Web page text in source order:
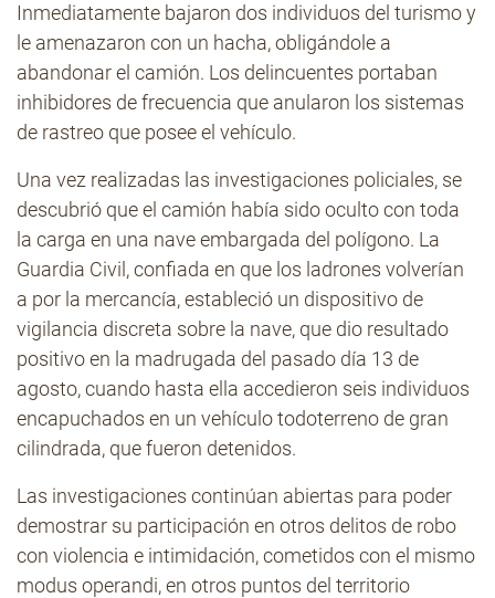
Inmediatamente bajaron dos individuos del turismo y
le amenazaron con un hacha, obligándole a
abandonar el camión. Los delincuentes portaban
inhibidores de frecuencia que anularon los sistemas
de rastreo que posee el vehículo.
Una vez realizadas las investigaciones policiales, se
descubrió que el camión había sido oculto con toda
la carga en una nave embargada del polígono. La
Guardia Civil, confiada en que los ladrones volverían
a por la mercancía, estableció un dispositivo de
vigilancia discreta sobre la nave, que dio resultado
positivo en la madrugada del pasado día 13 de
agosto, cuando hasta ella accedieron seis individuos
encapuchados en un vehículo todoterreno de gran
cilindrada, que fueron detenidos.
Las investigaciones continúan abiertas para poder
demostrar su participación en otros delitos de robo
con violencia e intimidación, cometidos con el mismo
modus operandi, en otros puntos del territorio